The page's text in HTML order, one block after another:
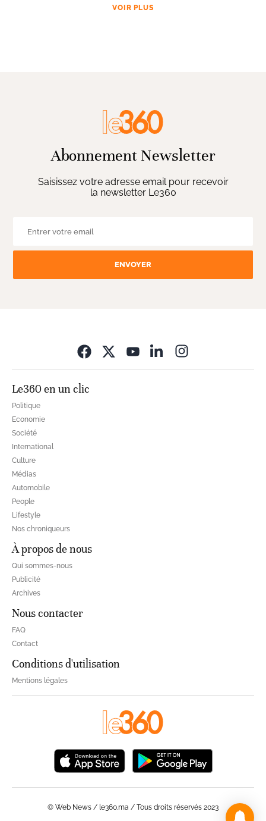
VOIR PLUS
Abonnement Newsletter
Saisissez votre adresse email pour recevoir
la newsletter Le360
ENVOYER
Le360 en un clic
Politique
Economie
Société
International
Culture
Médias
Automobile
People
Lifestyle
Nos chroniqueurs
À propos de nous
Qui sommes-nous
Publicité
Archives
Nous contacter
FAQ
Contact
Conditions d'utilisation
Mentions légales
© Web News / le360.ma / Tous droits réservés 2023